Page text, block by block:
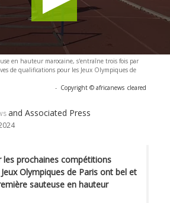
en hauteur marocaine, s'entraîne trois fois par
de qualifications pour les Jeux Olympiques de
- Copyright © africanews cleared
and Associated Press
les prochaines compétitions
Olympiques de Paris ont bel et
sauteuse en hauteur